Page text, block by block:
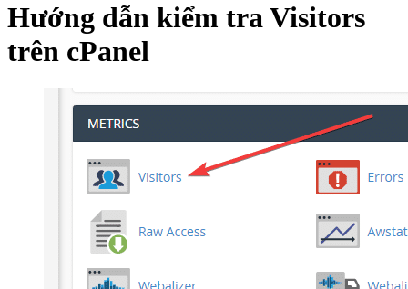
Hướng dẫn kiểm tra Visitors
trên cPanel